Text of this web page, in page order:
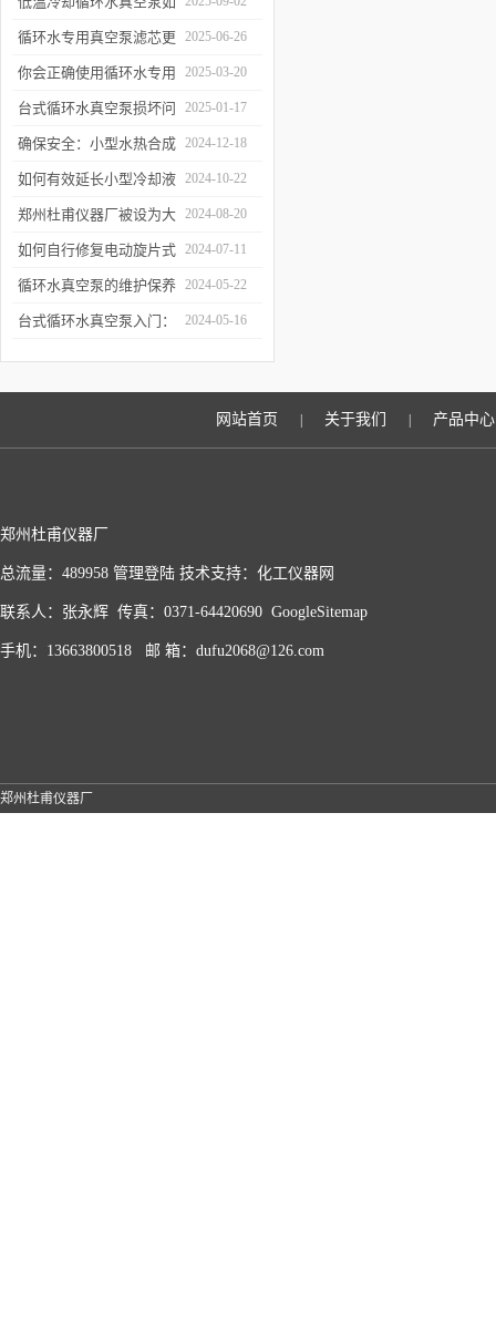
何提升制冷与真空效率？
循环水专用真空泵滤芯更
换周期：基于水质污染度
的判断方法
2025-06-26
你会正确使用循环水专用
真空泵吗？
2025-03-20
台式循环水真空泵损坏问
题诊断与预防措施
2025-01-17
确保安全：小型水热合成
反应釜的操作与维护建议
2024-12-18
如何有效延长小型冷却液
水循环泵的使用寿命？
2024-10-22
郑州杜甫仪器厂被设为大
学生实习就业基地
2024-08-20
如何自行修复电动旋片式
真空泵无法启动的问题
2024-07-11
循环水真空泵的维护保养
与故障排除指南
2024-05-22
台式循环水真空泵入门： 2024-05-16
网站首页 关于我们 产品中心
郑州杜甫仪器厂
总流量：489958 管理登陆 技术支持： 化工仪器网
联系人：张永辉 传真：0371-64420690 GoogleSitemap
手机：13663800518 邮 箱：dufu2068@126.com
郑州杜甫仪器厂